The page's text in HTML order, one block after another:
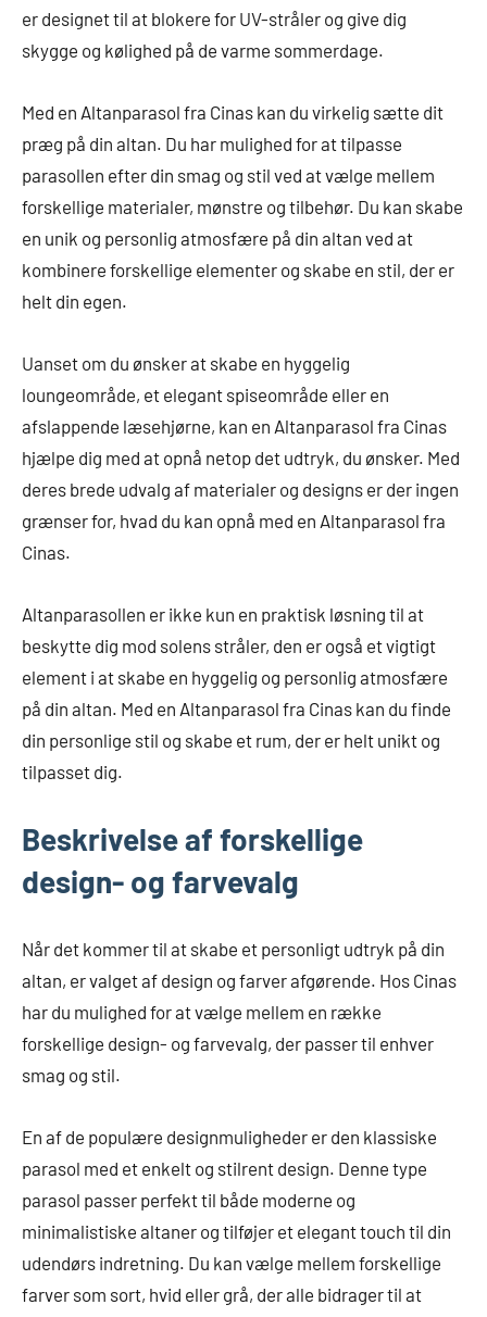
er designet til at blokere for UV-stråler og give dig
skygge og kølighed på de varme sommerdage.
Med en Altanparasol fra Cinas kan du virkelig sætte dit
præg på din altan. Du har mulighed for at tilpasse
parasollen efter din smag og stil ved at vælge mellem
forskellige materialer, mønstre og tilbehør. Du kan skabe
en unik og personlig atmosfære på din altan ved at
kombinere forskellige elementer og skabe en stil, der er
helt din egen.
Uanset om du ønsker at skabe en hyggelig
loungeområde, et elegant spiseområde eller en
afslappende læsehjørne, kan en Altanparasol fra Cinas
hjælpe dig med at opnå netop det udtryk, du ønsker. Med
deres brede udvalg af materialer og designs er der ingen
grænser for, hvad du kan opnå med en Altanparasol fra
Cinas.
Altanparasollen er ikke kun en praktisk løsning til at
beskytte dig mod solens stråler, den er også et vigtigt
element i at skabe en hyggelig og personlig atmosfære
på din altan. Med en Altanparasol fra Cinas kan du finde
din personlige stil og skabe et rum, der er helt unikt og
tilpasset dig.
Beskrivelse af forskellige
design- og farvevalg
Når det kommer til at skabe et personligt udtryk på din
altan, er valget af design og farver afgørende. Hos Cinas
har du mulighed for at vælge mellem en række
forskellige design- og farvevalg, der passer til enhver
smag og stil.
En af de populære designmuligheder er den klassiske
parasol med et enkelt og stilrent design. Denne type
parasol passer perfekt til både moderne og
minimalistiske altaner og tilføjer et elegant touch til din
udendørs indretning. Du kan vælge mellem forskellige
farver som sort, hvid eller grå, der alle bidrager til at